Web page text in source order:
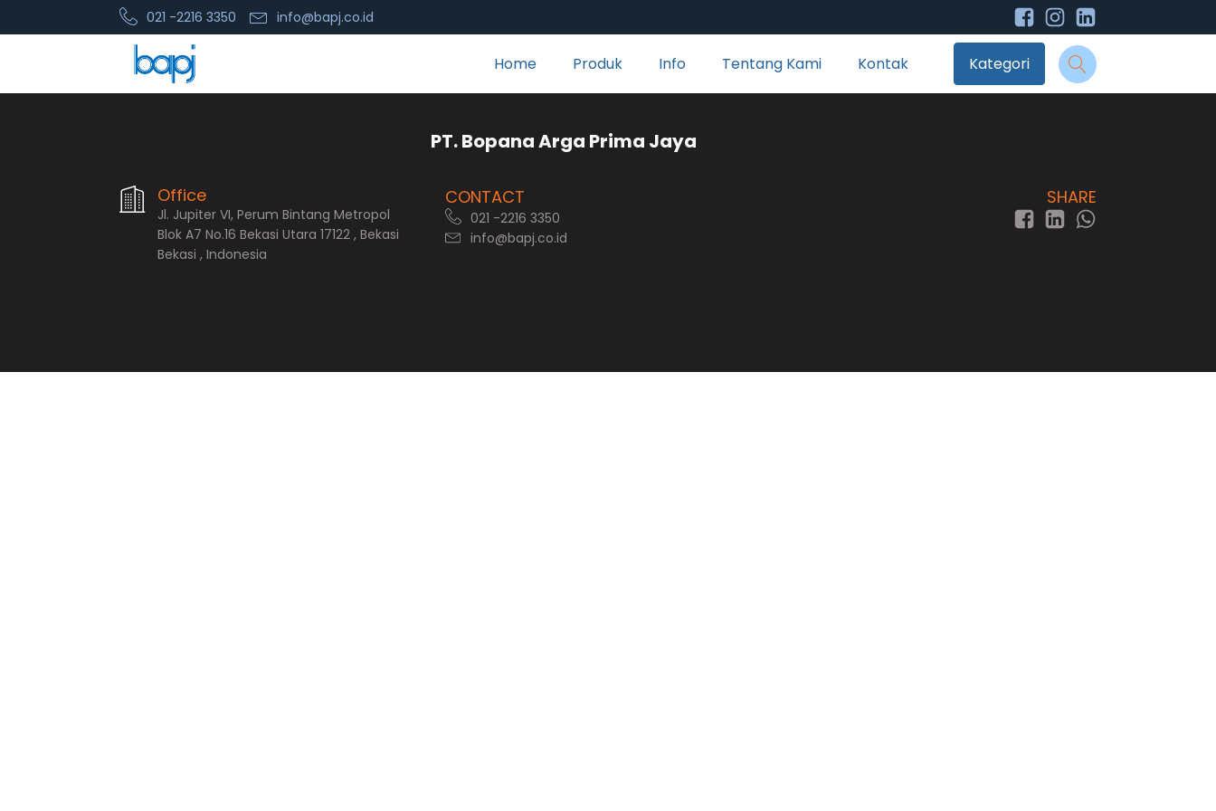
021 -2216 3350 info@bapj.co.id
Home Produk Info Tentang Kami Kontak Kategori
PT. Bopana Arga Prima Jaya
Office
Jl. Jupiter VI, Perum Bintang Metropol
Blok A7 No.16 Bekasi Utara 17122 , Bekasi
Bekasi , Indonesia
CONTACT
021 -2216 3350
info@bapj.co.id
SHARE